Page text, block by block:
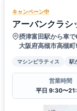
キャンペーン中
アーバンクラシ
摂津富田駅から車
大阪府高槻市高槻
マシンピラティス 駅
営業時間
平日 9:30〜